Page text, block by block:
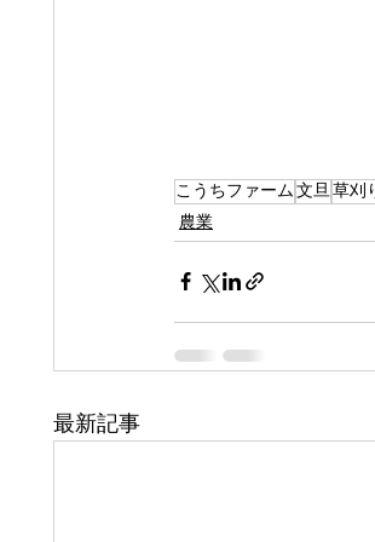
こうちファーム文旦草刈
農業
最新記事